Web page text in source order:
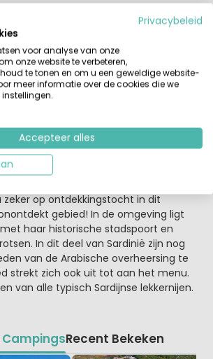
vanaf de camping
sterrencamping, centraal gelegen
en aan de lange witte zand/-
Sardinië. Ideaal voor watersporters en
voor natuur- en cultuur- liefhebbers
denk bijvoorbeeld eens aan een
het eiland, of een boottocht langs
stadspoort
ligt bij het stadje Bari Sardo
Sardinië. Er zijn genoeg
zeker op ontdekkingstocht in dit
gebied! In de omgeving ligt
haar historische stadspoort en
In dit deel van Sardinië zijn nog
van de Arabische overheersing te
strekt zich ook uit tot aan het menu.
van alle typisch Sardijnse lekkernijen.
Recent Bekeken
Privacybeleid
voor analyse van onze
onze website te verbeteren,
te tonen en om u een geweldige website-
meer informatie over de cookies die we
Accepteer alles